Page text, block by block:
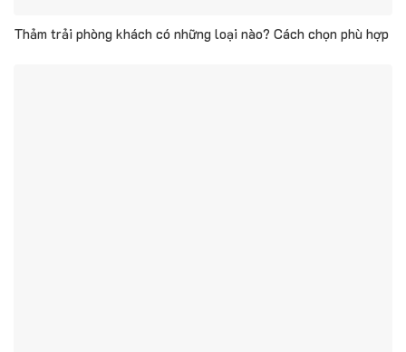
Thảm trải phòng khách có những loại nào? Cách chọn phù hợp